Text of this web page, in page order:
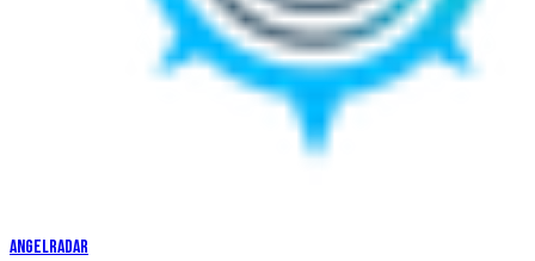
Angelradar